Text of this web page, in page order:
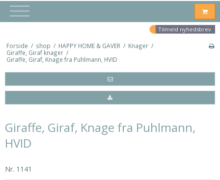
Tilmeld nyhedsbrev
Forside / shop / HAPPY HOME & GAVER / Knager /
Giraffe, Giraf knager /
Giraffe, Giraf, Knage fra Puhlmann, HVID
Giraffe, Giraf, Knage fra Puhlmann,
HVID
Nr. 1141